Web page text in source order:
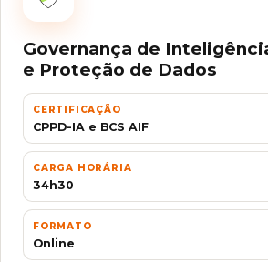
Governança de
e Proteção de Dados
CERTIFICAÇÃO
CPPD-IA e BCS AIF
CARGA HORÁRIA
34h30
FORMATO
Online